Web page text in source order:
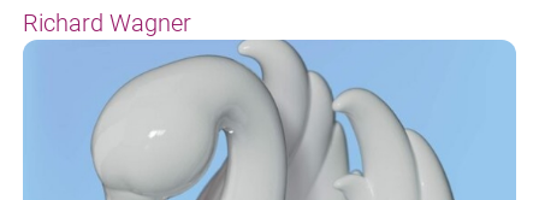
Richard Wagner